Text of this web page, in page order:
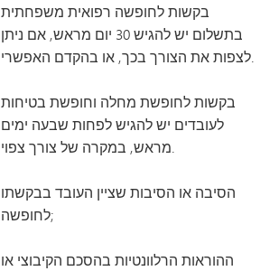
בקשות לחופשה רפואית משפחתית
בתשלום יש להגיש 30 יום מראש, אם ניתן
לצפות את הצורך בכך, או בהקדם האפשרי.
בקשות לחופשת מחלה וחופשת בטיחות
לעובדים יש להגיש לפחות שבעה ימים
מראש, במקרה של צורך צפוי.
הסיבה או הסיבות שציין העובד בבקשתו
לחופשה;
ההוראות הרלוונטיות בהסכם הקיבוצי או